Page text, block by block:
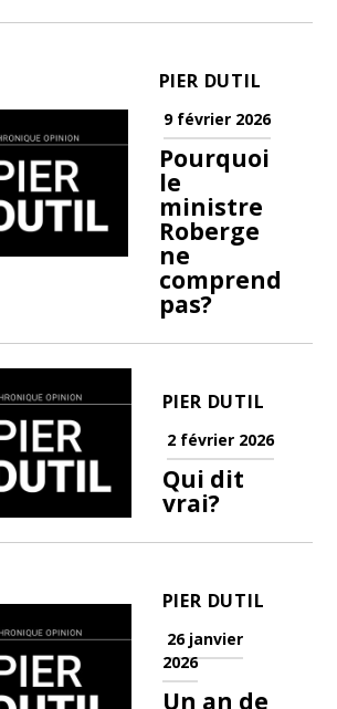
PIER DUTIL
9 février 2026
Pourquoi
le
ministre
Roberge
ne
comprend
pas?
PIER DUTIL
2 février 2026
Qui dit
vrai?
PIER DUTIL
26 janvier
2026
Un an de